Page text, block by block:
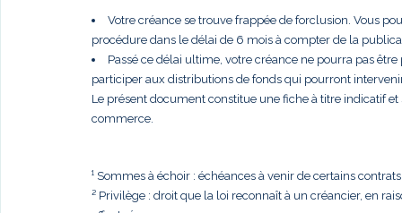
Votre créance se trouve frappée de forclusion. Vous
procédure dans le délai de 6 mois à compter de la
Passé ce délai ultime, votre créance ne pourra pas
participer aux distributions de fonds qui pourront
Le présent document constitue une fiche à titre indicatif
commerce.
¹ Sommes à échoir : échéances à venir de certains
² Privilège : droit que la loi reconnaît à un créancier, en